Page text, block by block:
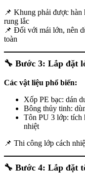
📌 Khung phải được hàn
rung lắc
📌 Đối với mái lớn, nên
toàn
🔧 Bước 3: Lắp đặt
Các vật liệu phổ biến:
Xốp PE bạc: dán
Bông thủy tinh:
Tôn PU 3 lớp: tích
nhiệt
📌 Thi công lớp cách
🔧 Bước 4: Lắp đặt